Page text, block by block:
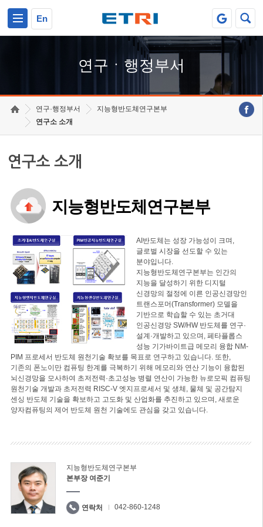
En
연구ㆍ행정부서
연구·행정부서
지능형반도체연구본부
연구소 소개
연구소 소개
지능형반도체연구본부
AI반도체는 성장 가능성이 크며,
글로벌 시장을 선도할 수 있는
분야입니다.
지능형반도체연구본부는 인간의
지능을 달성하기 위한 디지털
신경망의 절정에 이른 인공신경망인
트랜스포머(Transformer) 모델을
기반으로 학습할 수 있는 초거대
인공신경망 SW/HW 반도체를 연구·
설계·개발하고 있으며, 페타플롭스
성능 기가바이트급 메모리 융합 NM-
PIM 프로세서 반도체 원천기술 확보를 목표로 연구하고 있습니다. 또한,
기존의 폰노이만 컴퓨팅 한계를 극복하기 위해 메모리와 연산 기능이 융합된
뇌신경망을 모사하여 초저전력·초고성능 병렬 연산이 가능한 뉴로모픽 컴퓨팅
원천기술 개발과 초저전력 RISC-V 엣지프로세서 및 생체, 물체 및 공간탐지
센싱 반도체 기술을 확보하고 고도화 및 산업화를 추진하고 있으며, 새로운
양자컴퓨팅의 제어 반도체 원천 기술에도 관심을 갖고 있습니다.
지능형반도체연구본부
본부장 여준기
연락처 042-860-1248